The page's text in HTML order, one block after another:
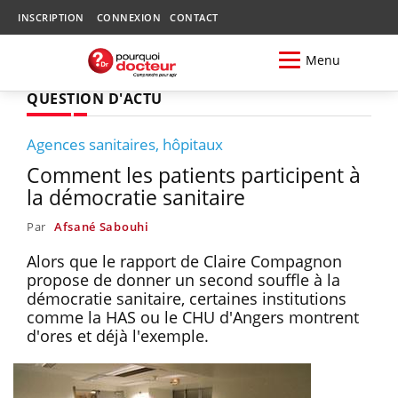
INSCRIPTION CONNEXION CONTACT
Menu
QUESTION D'ACTU
Agences sanitaires, hôpitaux
Comment les patients participent à
la démocratie sanitaire
Par Afsané Sabouhi
Alors que le rapport de Claire Compagnon
propose de donner un second souffle à la
démocratie sanitaire, certaines institutions
comme la HAS ou le CHU d'Angers montrent
d'ores et déjà l'exemple.